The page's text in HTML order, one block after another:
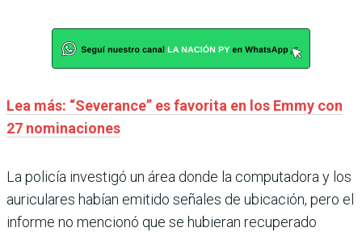
Lea más: “Severance” es favorita en los Emmy con
27 nominaciones
La policía investigó un área donde la computadora y los
auriculares habían emitido señales de ubicación, pero el
informe no mencionó que se hubieran recuperado